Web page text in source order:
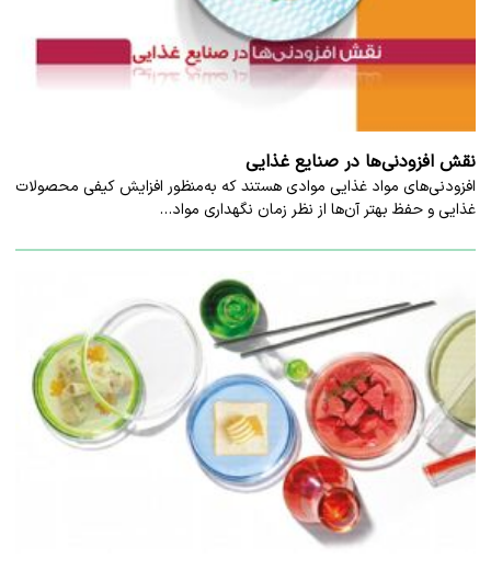
نقش افزودنی‌ها در صنایع غذایی
افزودنی‌های مواد غذایی موادی هستند که به‌منظور افزایش کیفی محصولات
غذایی و حفظ بهتر آن‌ها از نظر زمان نگهداری مواد…